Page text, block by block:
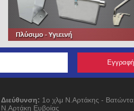
Διεύθυνση: 1ο χλμ Ν.Αρτάκης - Βατώντα,
Ν.Αρτάκη Ευβοίας